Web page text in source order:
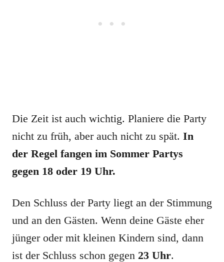
Die Zeit ist auch wichtig. Planiere die Party
nicht zu früh, aber auch nicht zu spät. In
der Regel fangen im Sommer Partys
gegen 18 oder 19 Uhr.
Den Schluss der Party liegt an der Stimmung
und an den Gästen. Wenn deine Gäste eher
jünger oder mit kleinen Kindern sind, dann
ist der Schluss schon gegen 23 Uhr.